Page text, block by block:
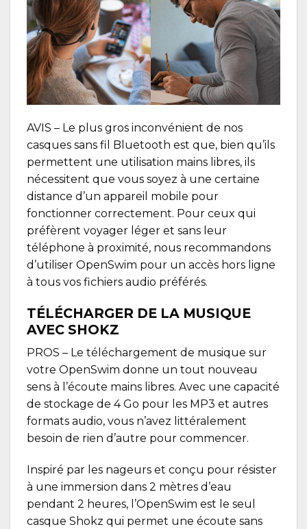
AVIS – Le plus gros inconvénient de nos
casques sans fil Bluetooth est que, bien qu’ils
permettent une utilisation mains libres, ils
nécessitent que vous soyez à une certaine
distance d’un appareil mobile pour
fonctionner correctement. Pour ceux qui
préfèrent voyager léger et sans leur
téléphone à proximité, nous recommandons
d’utiliser OpenSwim pour un accès hors ligne
à tous vos fichiers audio préférés.
TÉLÉCHARGER DE LA MUSIQUE
AVEC SHOKZ
PROS – Le téléchargement de musique sur
votre OpenSwim donne un tout nouveau
sens à l’écoute mains libres. Avec une capacité
de stockage de 4 Go pour les MP3 et autres
formats audio, vous n’avez littéralement
besoin de rien d’autre pour commencer.
Inspiré par les nageurs et conçu pour résister
à une immersion dans 2 mètres d’eau
pendant 2 heures, l’OpenSwim est le seul
casque Shokz qui permet une écoute sans